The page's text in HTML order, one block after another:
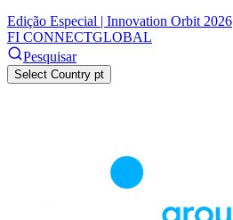
Edição Especial | Innovation Orbit 2026
FI CONNECTGLOBAL
Pesquisar
Select Country pt